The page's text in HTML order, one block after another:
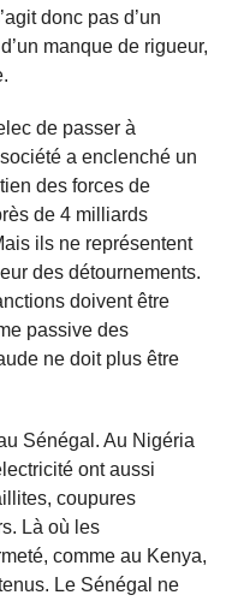
donc pas d’un
manque de rigueur,
de passer à
a enclenché un
des forces de
de 4 milliards
ils ne représentent
des détournements.
doivent être
passive des
ne doit plus être
Sénégal. Au Nigéria
ont aussi
coupures
Là où les
comme au Kenya,
Le Sénégal ne